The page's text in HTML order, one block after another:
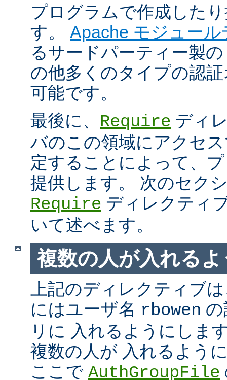
プログラムで作成した
す。 Apache モジュー
るサードパーティー製
の他多くのタイプの認
可能です。
最後に、 Require ディ
バのこの領域にアクセ
定することによって、
提供します。 次のセク
Require ディレクティ
いて述べます。
複数の人が入れる
上記のディレクティブ
にはユーザ名 rbowen
リに 入れるようにしま
複数の人が 入れるよう
ここで AuthGroupFile